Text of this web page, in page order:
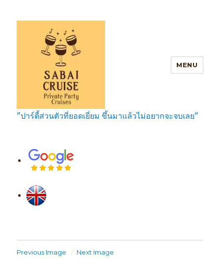
SabaiCruise Private Party Cruises
MENU
"ปาร์ตี้ส่วนตัวที่ยอดเยี่ยม ขึ้นมาแล้วไม่อยากจะจบเลย"
Previous Image Next Image